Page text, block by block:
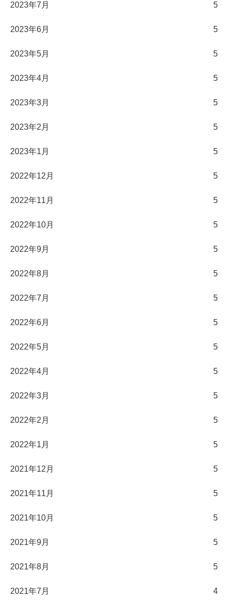
2023年7月 5
2023年6月 5
2023年5月 5
2023年4月 5
2023年3月 5
2023年2月 5
2023年1月 5
2022年12月 5
2022年11月 5
2022年10月 5
2022年9月 5
2022年8月 5
2022年7月 5
2022年6月 5
2022年5月 5
2022年4月 5
2022年3月 5
2022年2月 5
2022年1月 5
2021年12月 5
2021年11月 5
2021年10月 5
2021年9月 5
2021年8月 5
2021年7月 4